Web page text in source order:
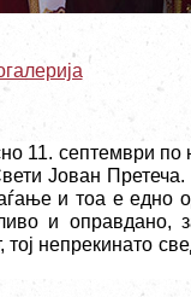
11. септември по
Јован Претеча.
и тоа е едно
и оправдано,
непрекинато